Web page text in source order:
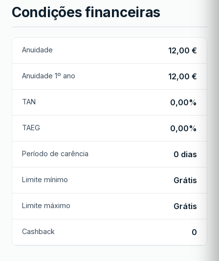
Condições financeiras
Anuidade 12,00 €
Anuidade 1º ano 12,00 €
TAN 0,00%
TAEG 0,00%
Período de carência 0 dias
Limite mínimo Grátis
Limite máximo Grátis
Cashback 0